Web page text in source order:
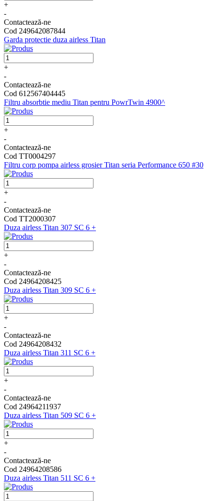
+
-
Contactează-ne
Cod 249642087844
Garda protectie duza airless Titan
+
-
Contactează-ne
Cod 612567404445
Filtru absorbtie mediu Titan pentru PowrTwin 4900^
+
-
Contactează-ne
Cod TT0004297
Filtru corp pompa airless grosier Titan seria Performance 650 #30
+
-
Contactează-ne
Cod TT2000307
Duza airless Titan 307 SC 6 +
+
-
Contactează-ne
Cod 24964208425
Duza airless Titan 309 SC 6 +
+
-
Contactează-ne
Cod 24964208432
Duza airless Titan 311 SC 6 +
+
-
Contactează-ne
Cod 24964211937
Duza airless Titan 509 SC 6 +
+
-
Contactează-ne
Cod 24964208586
Duza airless Titan 511 SC 6 +